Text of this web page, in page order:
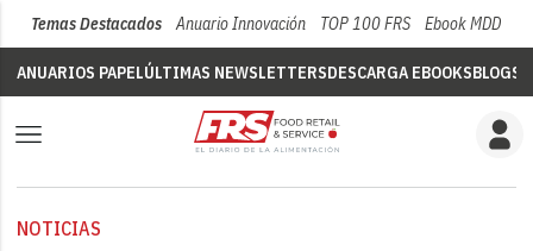
Temas Destacados Anuario Innovación TOP 100 FRS Ebook MDD
ANUARIOS PAPELÚLTIMAS NEWSLETTERSDESCARGA EBOOKSBLOGS
NOTICIAS